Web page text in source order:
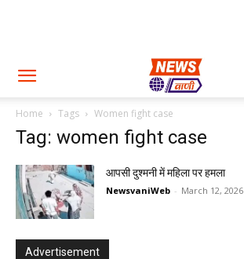
Home Tags Women fight case
Tag: women fight case
आपसी दुश्मनी में महिला पर हमला
NewsvaniWeb - March 12, 2026
Advertisement